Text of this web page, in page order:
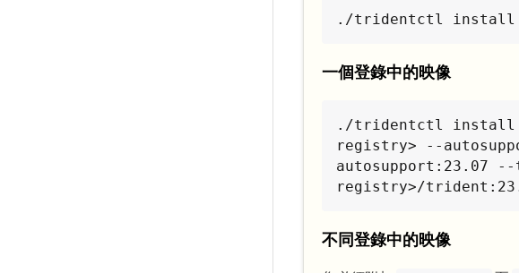
./tridentctl install
一個登錄中的映像
./tridentctl install
registry> --
autosupport:23.07
registry>/
不同登錄中的映像